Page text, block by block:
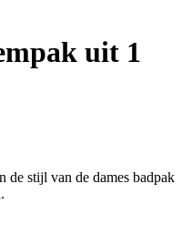
uit 1
de stijl van de dames badpak